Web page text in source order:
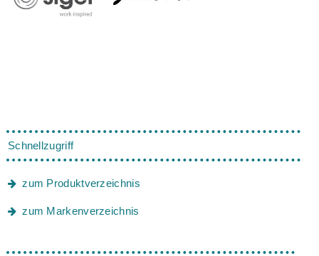
Schnellzugriff
zum Produktverzeichnis
zum Markenverzeichnis